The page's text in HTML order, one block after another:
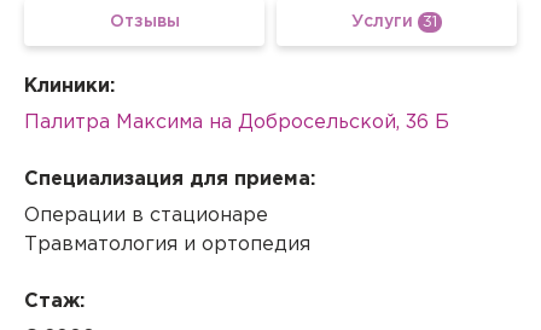
Отзывы Услуги 31
Клиники:
Палитра Максима на Добросельской, 36 Б
Специализация для приема:
Операции в стационаре
Травматология и ортопедия
Стаж: